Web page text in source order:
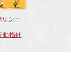
リシー
動指針